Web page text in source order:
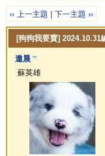
‹‹ 上一主題 下一主題 ››
[狗狗我要賣] 2024.10.31
遨晨
蘇英雄